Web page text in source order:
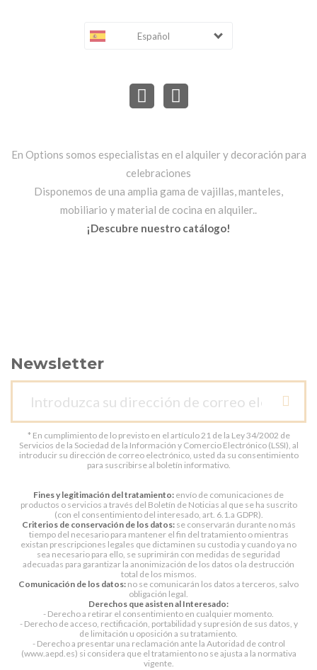
Español
En Options somos especialistas en el alquiler y decoración para
celebraciones
Disponemos de una amplia gama de vajillas, manteles,
mobiliario y material de cocina en alquiler..
¡Descubre nuestro catálogo!
Newsletter
* En cumplimiento de lo previsto en el artículo 21 de la Ley 34/2002 de
Servicios de la Sociedad de la Información y Comercio Electrónico (LSSI), al
introducir su dirección de correo electrónico, usted da su consentimiento
para suscribirse al boletín informativo.
Fines y legitimación del tratamiento: envío de comunicaciones de
productos o servicios a través del Boletín de Noticias al que se ha suscrito
(con el consentimiento del interesado, art. 6.1.a GDPR).
Criterios de conservación de los datos:se conservarán durante no más
tiempo del necesario para mantener el fin del tratamiento o mientras
existan prescripciones legales que dictaminen su custodia y cuando ya no
sea necesario para ello, se suprimirán con medidas de seguridad
adecuadas para garantizar la anonimización de los datos o la destrucción
total de los mismos.
Comunicación de los datos: no se comunicarán los datos a terceros, salvo
obligación legal.
Derechos que asisten al Interesado:
- Derecho a retirar el consentimiento en cualquier momento.
- Derecho de acceso, rectificación, portabilidad y supresión de sus datos, y
de limitación u oposición a su tratamiento.
- Derecho a presentar una reclamación ante la Autoridad de control
(www.aepd.es) si considera que el tratamiento no se ajusta a la normativa
vigente.